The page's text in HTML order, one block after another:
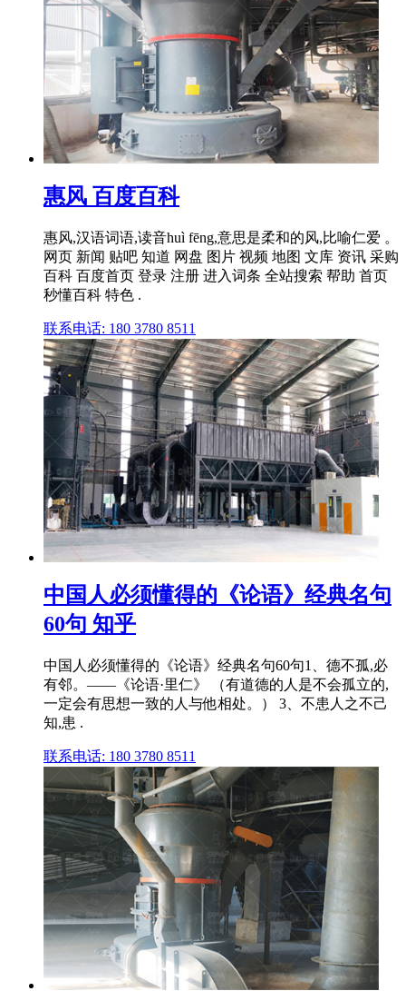
惠风 百度百科
惠风,汉语词语,读音huì fēng,意思是柔和的风,比喻仁爱 。
网页 新闻 贴吧 知道 网盘 图片 视频 地图 文库 资讯 采购
百科 百度首页 登录 注册 进入词条 全站搜索 帮助 首页
秒懂百科 特色 .
联系电话: 180 3780 8511
中国人必须懂得的《论语》经典名句
60句 知乎
中国人必须懂得的《论语》经典名句60句1、德不孤,必
有邻。——《论语·里仁》 （有道德的人是不会孤立的,
一定会有思想一致的人与他相处。） 3、不患人之不己
知,患 .
联系电话: 180 3780 8511